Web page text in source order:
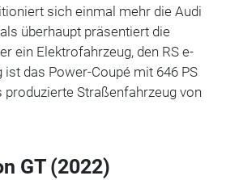
sich einmal mehr die Audi
überhaupt präsentiert die
ein Elektrofahrzeug, den RS e-
ist das Power-Coupé mit 646 PS
produzierte Straßenfahrzeug von
GT (2022)